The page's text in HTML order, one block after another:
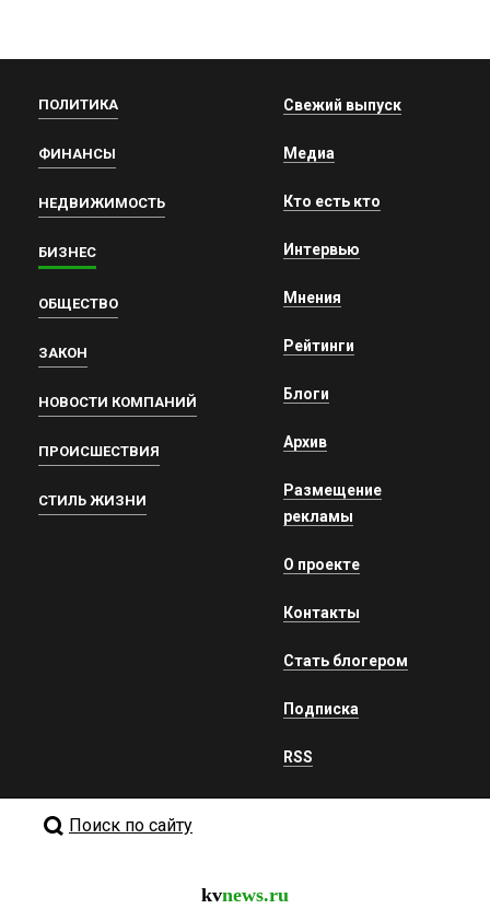
ПОЛИТИКА
ФИНАНСЫ
НЕДВИЖИМОСТЬ
БИЗНЕС
ОБЩЕСТВО
ЗАКОН
НОВОСТИ КОМПАНИЙ
ПРОИСШЕСТВИЯ
СТИЛЬ ЖИЗНИ
Свежий выпуск
Медиа
Кто есть кто
Интервью
Мнения
Рейтинги
Блоги
Архив
Размещение
рекламы
О проекте
Контакты
Стать блогером
Подписка
RSS
Поиск по сайту
kvnews.ru